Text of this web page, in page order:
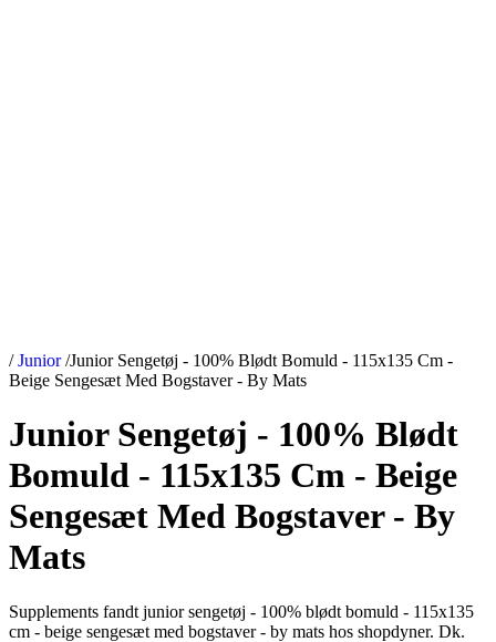
/ Junior /Junior Sengetøj - 100% Blødt Bomuld - 115x135 Cm -
Beige Sengesæt Med Bogstaver - By Mats
Junior Sengetøj - 100% Blødt
Bomuld - 115x135 Cm - Beige
Sengesæt Med Bogstaver - By
Mats
Supplements fandt junior sengetøj - 100% blødt bomuld - 115x135
cm - beige sengesæt med bogstaver - by mats hos shopdyner. Dk.